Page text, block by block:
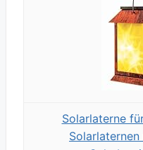
Solarlaterne